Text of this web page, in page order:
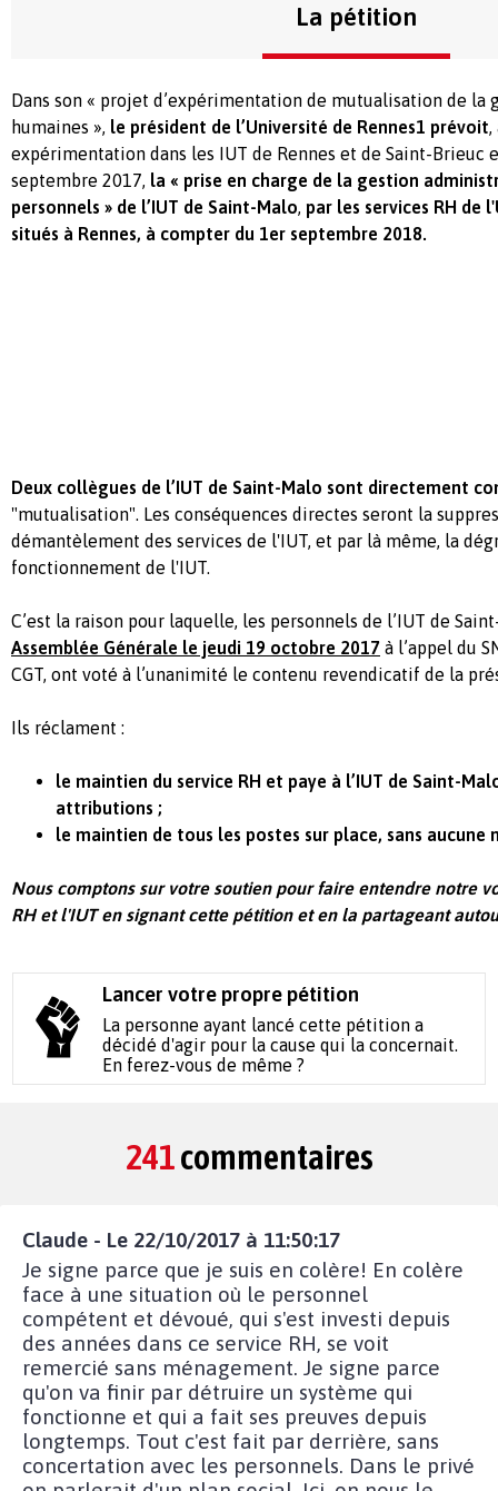
La pétition
Dans son « projet d’expérimentation de mutualisation de la
humaines », le président de l’Université de Rennes1 prévoit,
expérimentation dans les IUT de Rennes et de Saint-Brieuc
septembre 2017, la « prise en charge de la gestion
personnels » de l’IUT de Saint-Malo, par les services RH de
situés à Rennes, à compter du 1er septembre 2018.
Deux collègues de l’IUT de Saint-Malo sont directement
"mutualisation". Les conséquences directes seront la
démantèlement des services de l'IUT, et par là même, la
fonctionnement de l'IUT.
C’est la raison pour laquelle, les personnels de l’IUT de
Assemblée Générale le jeudi 19 octobre 2017 à l’appel du
CGT, ont voté à l’unanimité le contenu revendicatif de la
Ils réclament :
le maintien du service RH et paye à l’IUT de Saint-
attributions ;
le maintien de tous les postes sur place, sans
Nous comptons sur votre soutien pour faire entendre notre
RH et l'IUT en signant cette pétition et en la partageant
Lancer votre propre pétition
La personne ayant lancé cette pétition a
décidé d'agir pour la cause qui la concernait.
En ferez-vous de même ?
241commentaires
Claude - Le 22/10/2017 à 11:50:17
Je signe parce que je suis en colère! En colère
face à une situation où le personnel
compétent et dévoué, qui s'est investi depuis
des années dans ce service RH, se voit
remercié sans ménagement. Je signe parce
qu'on va finir par détruire un système qui
fonctionne et qui a fait ses preuves depuis
longtemps. Tout c'est fait par derrière, sans
concertation avec les personnels. Dans le privé